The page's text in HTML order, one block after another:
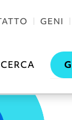
GENI